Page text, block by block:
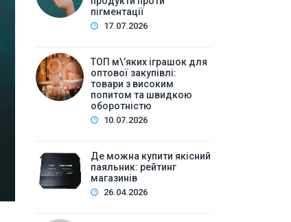
ТОП м\’яких іграшок для
високим попитом
Зміст:Історія попиту на м\’які іграшки: від
оптової закупівлі у 2026 роціKalibri — лідер за
пігментації
17.07.2026
ТОП м\’яких іграшок для
оптової закупівлі:
товари з високим
попитом та швидкою
оборотністю
10.07.2026
Де можна купити якісний
паяльник: рейтинг
магазинів
26.04.2026